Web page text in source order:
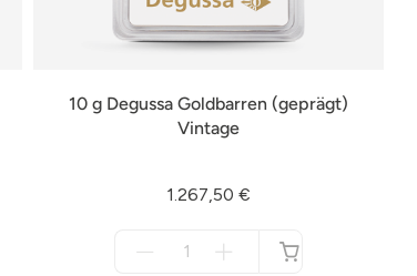
10 g Degussa Goldbarren (geprägt)
Vintage
1.267,50 €